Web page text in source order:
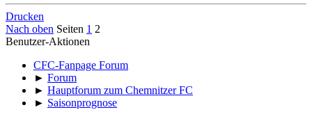
Drucken
Nach oben Seiten 1 2
Benutzer-Aktionen
CFC-Fanpage Forum
► Forum
► Hauptforum zum Chemnitzer FC
► Saisonprognose